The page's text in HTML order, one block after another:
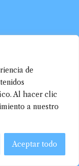
de
Al hacer clic
a nuestro
Aceptar todo